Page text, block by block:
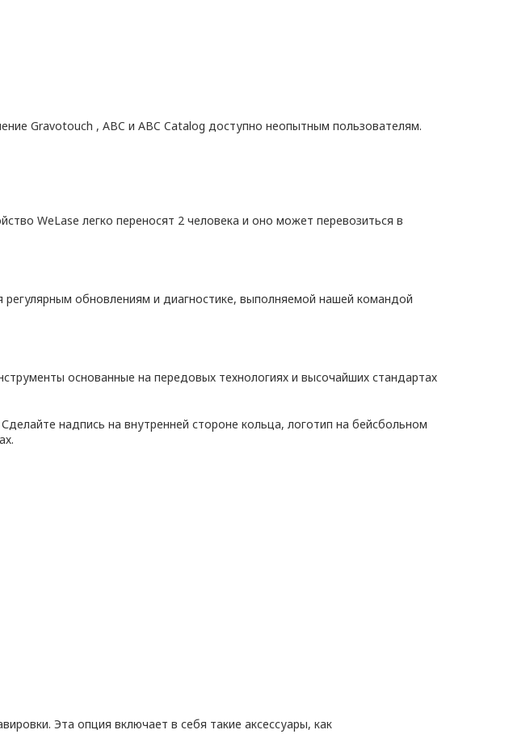
Gravotouch , ABC и ABC Catalog доступно неопытным пользователям.
WeLase легко переносят 2 человека и оно может перевозиться в
обновлениям и диагностике, выполняемой нашей командой
основанные на передовых технологиях и высочайших стандартах
надпись на внутренней стороне кольца, логотип на бейсбольном
Эта опция включает в себя такие аксессуары, как